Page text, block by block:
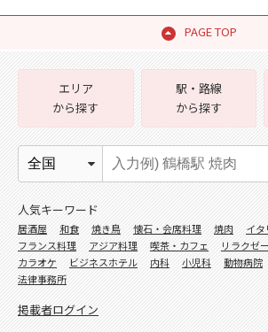
PAGE TOP
エリア
から探す
駅・路線
から探す
人気キーワード
居酒屋 和食 焼き鳥 懐石・会席料理 焼肉
イ
フランス料理
アジア料理 喫茶・カフェ リラクゼ
カラオケ
ビジネスホテル 内科 小児科 動物病院
法律事務所
掲載者ログイン